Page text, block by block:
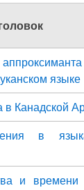
языке
Канадской
в
и времени